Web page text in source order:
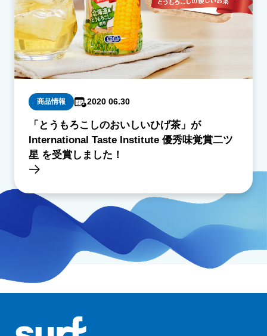
商品情報 2020 06.30
「とうもろこしのおいしいひげ茶」が
International Taste Institute 優秀味覚賞二ツ
星 を受賞しました！